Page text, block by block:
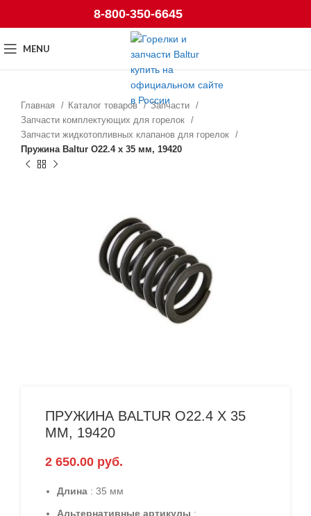
8-800-350-6645
MENU
Главная Каталог товаров
Запчасти
Запчасти комплектующих для горелок
Запчасти жидкотопливных клапанов для горелок
Пружина Baltur O22.4 x 35 мм, 19420
ПРУЖИНА BALTUR O22.4 X 35
ММ, 19420
2 650.00 руб.
Длина : 35 мм
Альтернативные артикулы :